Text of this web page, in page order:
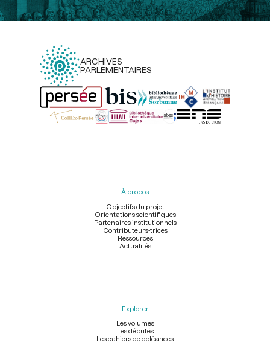
ARCHIVES
PARLEMENTAIRES
Menu
À propos
Objectifs du projet
Orientations scientifiques
Partenaires institutionnels
Contributeurs-trices
Ressources
Actualités
Explorer
Les volumes
Les députés
Les cahiers de doléances